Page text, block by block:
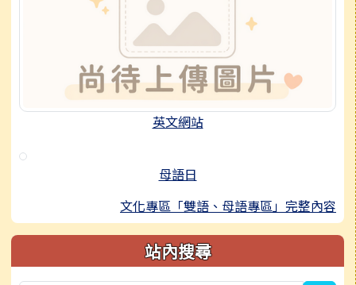
英文網站
母語日
文化專區「雙語、母語專區」完整內容
站內搜尋